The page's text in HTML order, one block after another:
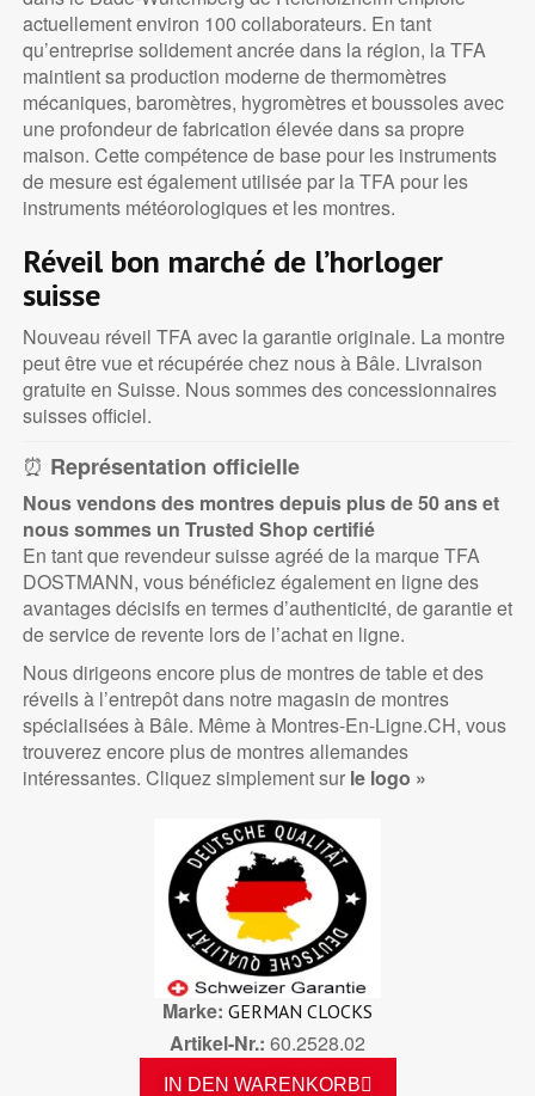
actuellement environ 100 collaborateurs. En tant
qu’entreprise solidement ancrée dans la région, la TFA
maintient sa production moderne de thermomètres
mécaniques, baromètres, hygromètres et boussoles avec
une profondeur de fabrication élevée dans sa propre
maison. Cette compétence de base pour les instruments
de mesure est également utilisée par la TFA pour les
instruments météorologiques et les montres.
Réveil bon marché de l’horloger
suisse
Nouveau réveil TFA avec la garantie originale. La montre
peut être vue et récupérée chez nous à Bâle. Livraison
gratuite en Suisse. Nous sommes des concessionnaires
suisses officiel.
⏰ Représentation officielle
Nous vendons des montres depuis plus de 50 ans et
nous sommes un Trusted Shop certifié
En tant que revendeur suisse agréé de la marque TFA
DOSTMANN, vous bénéficiez également en ligne des
avantages décisifs en termes d’authenticité, de garantie et
de service de revente lors de l’achat en ligne.
Nous dirigeons encore plus de montres de table et des
réveils à l’entrepôt dans notre magasin de montres
spécialisées à Bâle. Même à Montres-En-Ligne.CH, vous
trouverez encore plus de montres allemandes
intéressantes. Cliquez simplement sur le logo »
Marke GERMAN CLOCKS
Artikel-Nr. 60.2528.02
IN DEN WARENKORB